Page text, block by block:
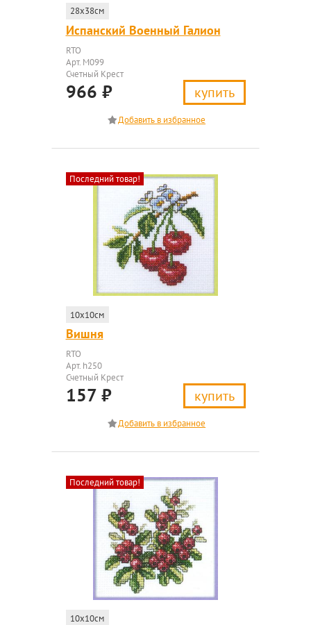
28x38см
Испанский Военный Галион
RTO
Арт. M099
Счетный Крест
966 ₽ купить
Последний товар!
10x10см
Вишня
RTO
Арт. h250
Счетный Крест
157 ₽ купить
Последний товар!
10x10см